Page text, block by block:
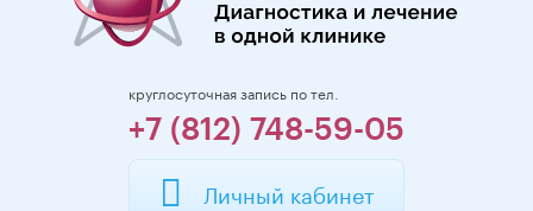
круглосуточная запись по тел.
+7 (812) 748-59-05
Личный кабинет